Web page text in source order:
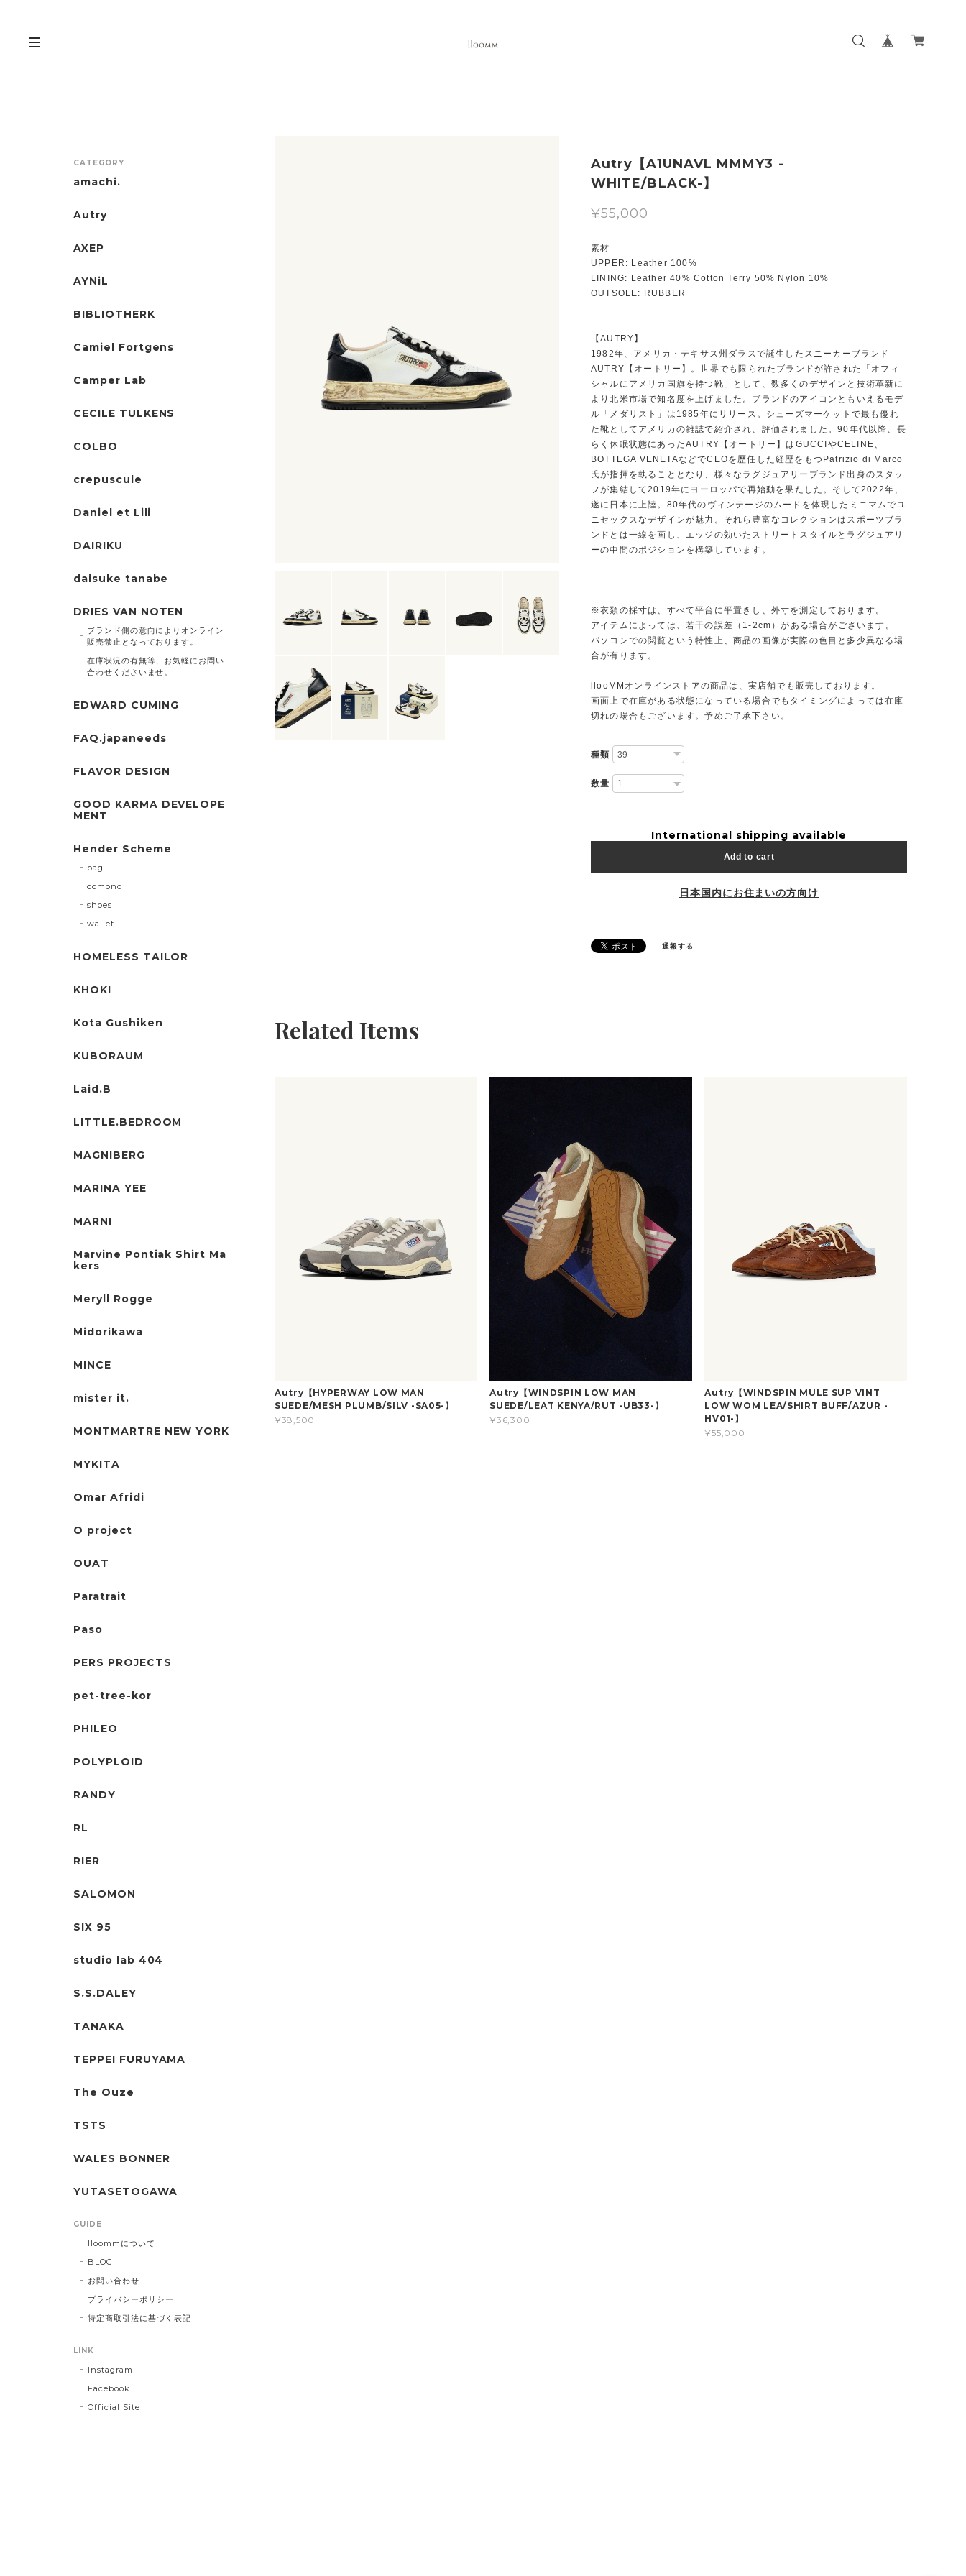
Autry【A1UNAVL MMMY3 -
WHITE/BLACK-】
¥55,000
素材
UPPER: Leather 100%
LINING: Leather 40% Cotton Terry 50% Nylon 10%
OUTSOLE: RUBBER
【AUTRY】
1982年、アメリカ・テキサス州ダラスで誕生したスニーカーブランド
AUTRY【オートリー】。世界でも限られたブランドが許された「オフィ
シャルにアメリカ国旗を持つ靴」として、数多くのデザインと技術革新に
より北米市場で知名度を上げました。ブランドのアイコンともいえるモデ
ル「メダリスト」は1985年にリリース。シューズマーケットで最も優れ
た靴としてアメリカの雑誌で紹介され、評価されました。90年代以降、長
らく休眠状態にあったAUTRY【オートリー】はGUCCIやCELINE、
BOTTEGA VENETAなどでCEOを歴任した経歴をもつPatrizio di Marco
氏が指揮を執ることとなり、様々なラグジュアリーブランド出身のスタッ
フが集結して2019年にヨーロッパで再始動を果たした。そして2022年、
遂に日本に上陸。80年代のヴィンテージのムードを体現したミニマムでユ
ニセックスなデザインが魅力。それら豊富なコレクションはスポーツブラ
ンドとは一線を画し、エッジの効いたストリートスタイルとラグジュアリ
ーの中間のポジションを構築しています。
※衣類の採寸は、すべて平台に平置きし、外寸を測定しております。
アイテムによっては、若干の誤差（1-2cm）がある場合がございます。
パソコンでの閲覧という特性上、商品の画像が実際の色目と多少異なる場
合が有ります。
llooMMオンラインストアの商品は、実店舗でも販売しております。
画面上で在庫がある状態になっている場合でもタイミングによっては在庫
切れの場合もございます。予めご了承下さい。
種類
数量
International shipping available
Add to cart
日本国内にお住まいの方向け
通報する
Related Items
Autry【HYPERWAY LOW MAN
SUEDE/MESH PLUMB/SILV -SA05-】
¥38,500
Autry【WINDSPIN LOW MAN
SUEDE/LEAT KENYA/RUT -UB33-】
¥36,300
Autry【WINDSPIN MULE SUP VINT
LOW WOM LEA/SHIRT BUFF/AZUR -
HV01-】
¥55,000
CATEGORY
amachi.
Autry
AXEP
AYNiL
BIBLIOTHERK
Camiel Fortgens
Camper Lab
CECILE TULKENS
COLBO
crepuscule
Daniel et Lili
DAIRIKU
daisuke tanabe
DRIES VAN NOTEN
ブランド側の意向によりオンライン
販売禁止となっております。
在庫状況の有無等、お気軽にお問い
合わせくださいませ。
EDWARD CUMING
FAQ.japaneeds
FLAVOR DESIGN
GOOD KARMA DEVELOPE
MENT
Hender Scheme
bag
comono
shoes
wallet
HOMELESS TAILOR
KHOKI
Kota Gushiken
KUBORAUM
Laid.B
LITTLE.BEDROOM
MAGNIBERG
MARINA YEE
MARNI
Marvine Pontiak Shirt Ma
kers
Meryll Rogge
Midorikawa
MINCE
mister it.
MONTMARTRE NEW YORK
MYKITA
Omar Afridi
O project
OUAT
Paratrait
Paso
PERS PROJECTS
pet-tree-kor
PHILEO
POLYPLOID
RANDY
RL
RIER
SALOMON
SIX 95
studio lab 404
S.S.DALEY
TANAKA
TEPPEI FURUYAMA
The Ouze
TSTS
WALES BONNER
YUTASETOGAWA
GUIDE
lloommについて
BLOG
お問い合わせ
プライバシーポリシー
特定商取引法に基づく表記
LINK
Instagram
Facebook
Official Site